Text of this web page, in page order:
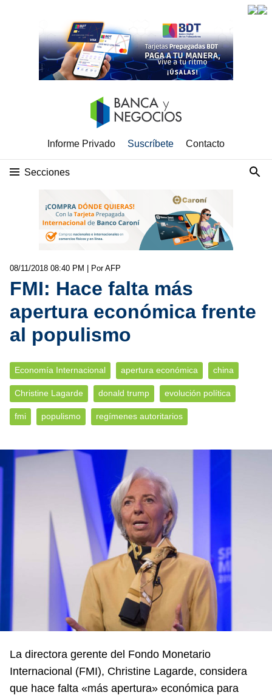
Informe Privado Suscríbete Contacto
Secciones
08/11/2018 08:40 PM | Por AFP
FMI: Hace falta más
apertura económica frente
al populismo
Economía Internacional apertura económica china
Christine Lagarde donald trump evolución política
fmi populismo regímenes autoritarios
La directora gerente del Fondo Monetario
Internacional (FMI), Christine Lagarde, considera
que hace falta «más apertura» económica para